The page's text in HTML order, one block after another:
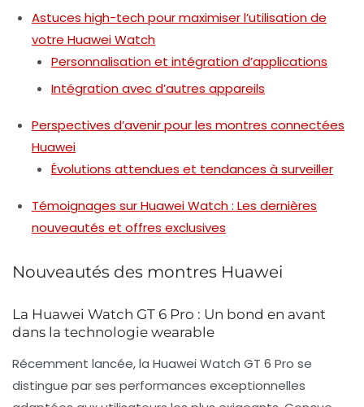
Astuces high-tech pour maximiser l’utilisation de
votre Huawei Watch
Personnalisation et intégration d’applications
Intégration avec d’autres appareils
Perspectives d’avenir pour les montres connectées
Huawei
Évolutions attendues et tendances à surveiller
Témoignages sur Huawei Watch : Les dernières
nouveautés et offres exclusives
Nouveautés des montres Huawei
La Huawei Watch GT 6 Pro : Un bond en avant
dans la technologie wearable
Récemment lancée, la Huawei Watch GT 6 Pro se
distingue par ses performances exceptionnelles